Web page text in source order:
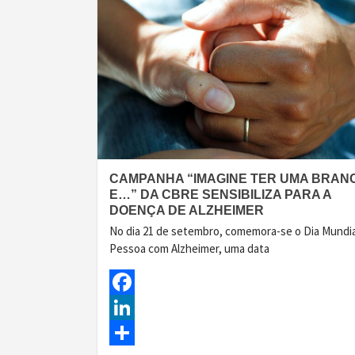
CAMPANHA “IMAGINE TER UMA
E…” DA CBRE SENSIBILIZA PARA A
DOENÇA DE ALZHEIMER
No dia 21 de setembro, comemora-se o Dia
Pessoa com Alzheimer, uma data
Facebook
LinkedIn